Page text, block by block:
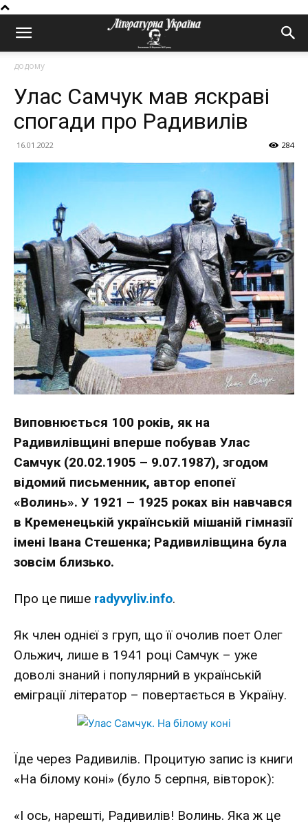
додому
Улас Самчук мав яскраві
спогади про Радивилів
16.01.2022 284
Виповнюється 100 років, як на
Радивилівщині вперше побував Улас
Самчук (20.02.1905 – 9.07.1987), згодом
відомий письменник, автор епопеї
«Волинь». У 1921 – 1925 роках він навчався
в Кременецькій українській мішаній гімназії
імені Івана Стешенка; Радивилівщина була
зовсім близько.
Про це пише radyvyliv.info.
Як член однієї з груп, що її очолив поет Олег
Ольжич, лише в 1941 році Самчук – уже
доволі знаний і популярний в українській
еміграції літератор – повертається в Україну.
Їде через Радивилів. Процитую запис із книги
«На білому коні» (було 5 серпня, вівторок):
«І ось, нарешті, Радивилів! Волинь. Яка ж це